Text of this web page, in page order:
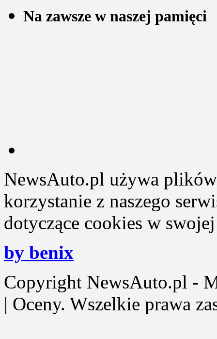
Na zawsze w naszej pamięci
NewsAuto.pl używa
korzystanie z naszego
dotyczące cookies w
by benix
Copyright NewsAuto.pl -
| Oceny. Wszelkie prawa